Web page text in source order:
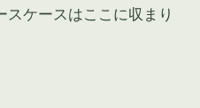
ケースはここに収まり